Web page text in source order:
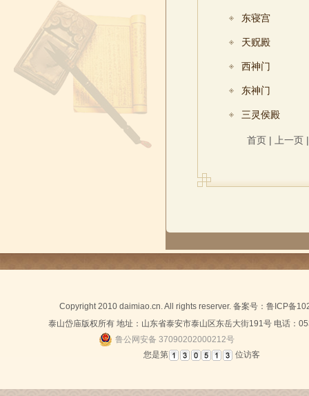
东寝宫
天贶殿
西神门
东神门
三灵侯殿
首页 | 上一页
Copyright 2010 daimiao.cn. All rights reserver. 备案号：鲁ICP备
泰山岱庙版权所有 地址：山东省泰安市泰山区东岳大街191号 电话：
鲁公网安备 37090202000212号
您是第
位访客